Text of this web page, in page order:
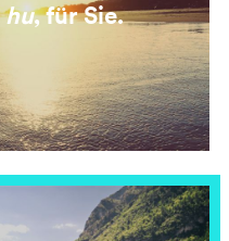
hu, für Sie.